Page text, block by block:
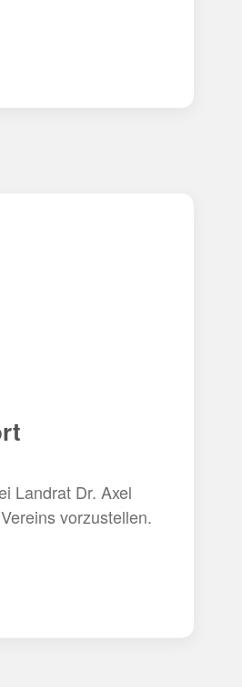
Landrat Dr. Axel
vorzustellen.